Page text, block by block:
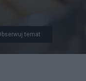
temat